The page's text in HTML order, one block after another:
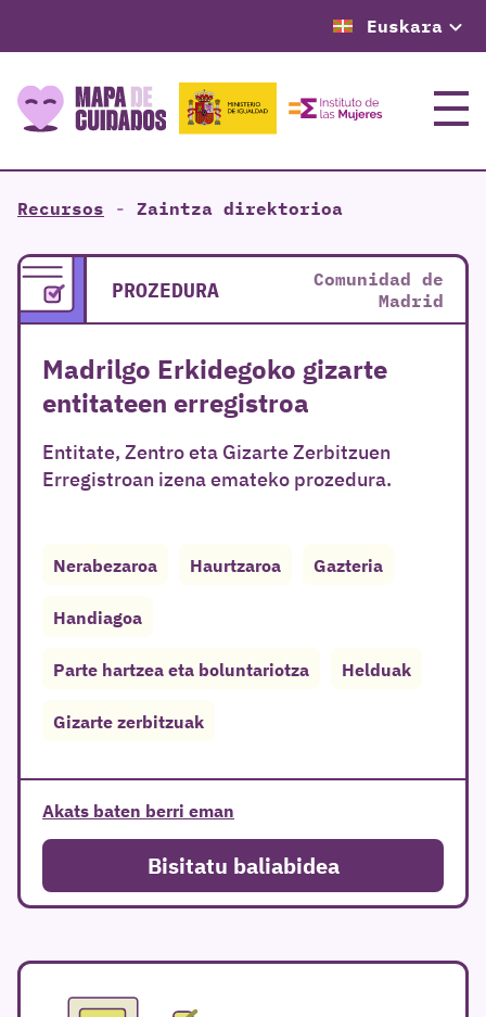
Euskara
Menua
Recursos - Zaintza direktorioa
PROZEDURA
Comunidad de
Madrid
Madrilgo Erkidegoko gizarte
entitateen erregistroa
Entitate, Zentro eta Gizarte Zerbitzuen
Erregistroan izena emateko prozedura.
Nerabezaroa Haurtzaroa Gazteria
Handiagoa
Parte hartzea eta boluntariotza Helduak
Gizarte zerbitzuak
Akats baten berri eman
Bisitatu baliabidea